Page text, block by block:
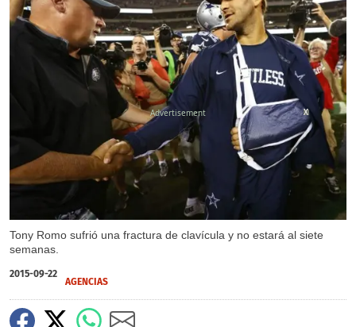
Tony Romo sufrió una fractura de clavícula y no estará al siete
semanas.
X
X
2015-09-22
AGENCIAS